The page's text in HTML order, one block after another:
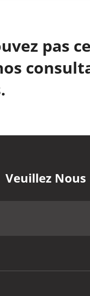
pas
Veuillez Nous